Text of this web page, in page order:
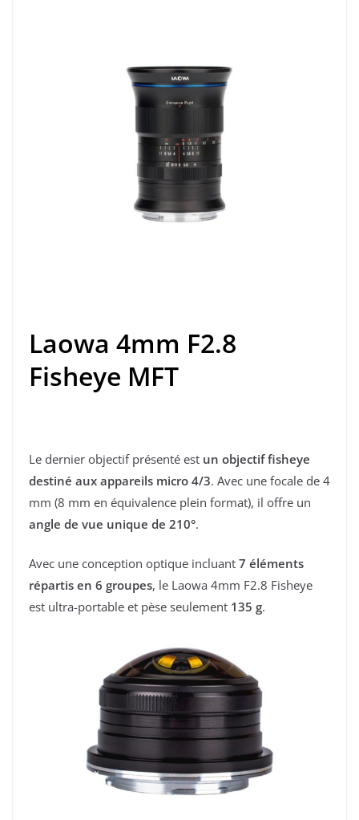
Laowa 4mm F2.8
Fisheye MFT
Le dernier objectif présenté est un objectif fisheye
destiné aux appareils micro 4/3. Avec une focale de 4
mm (8 mm en équivalence plein format), il offre un
angle de vue unique de 210°.
Avec une conception optique incluant 7 éléments
répartis en 6 groupes, le Laowa 4mm F2.8 Fisheye
est ultra-portable et pèse seulement 135 g.